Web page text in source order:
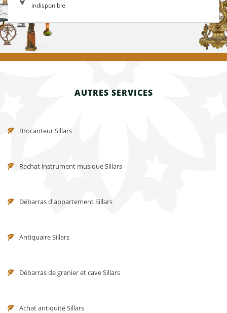
indisponible
AUTRES SERVICES
Brocanteur Sillars
Rachat instrument musique Sillars
Débarras d'appartement Sillars
Antiquaire Sillars
Débarras de grenier et cave Sillars
Achat antiquité Sillars